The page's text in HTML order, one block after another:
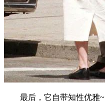
最后，它自带知性优雅~